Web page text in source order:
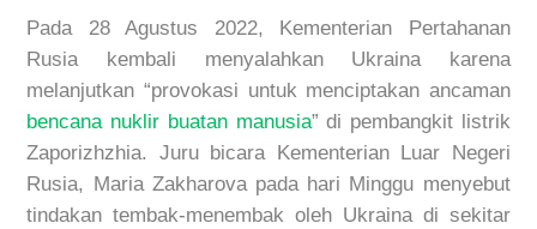
Pada 28 Agustus 2022, Kementerian Pertahanan
Rusia kembali menyalahkan Ukraina karena
melanjutkan “provokasi untuk menciptakan ancaman
bencana nuklir buatan manusia” di pembangkit listrik
Zaporizhzhia. Juru bicara Kementerian Luar Negeri
Rusia, Maria Zakharova pada hari Minggu menyebut
tindakan tembak-menembak oleh Ukraina di sekitar